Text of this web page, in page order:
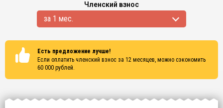
Членский взнос
за 1 мес.
Есть предложение лучше!
Если оплатить членский взнос за 12 месяцев, можно сэкономить
60 000 рублей.
Сертификаты